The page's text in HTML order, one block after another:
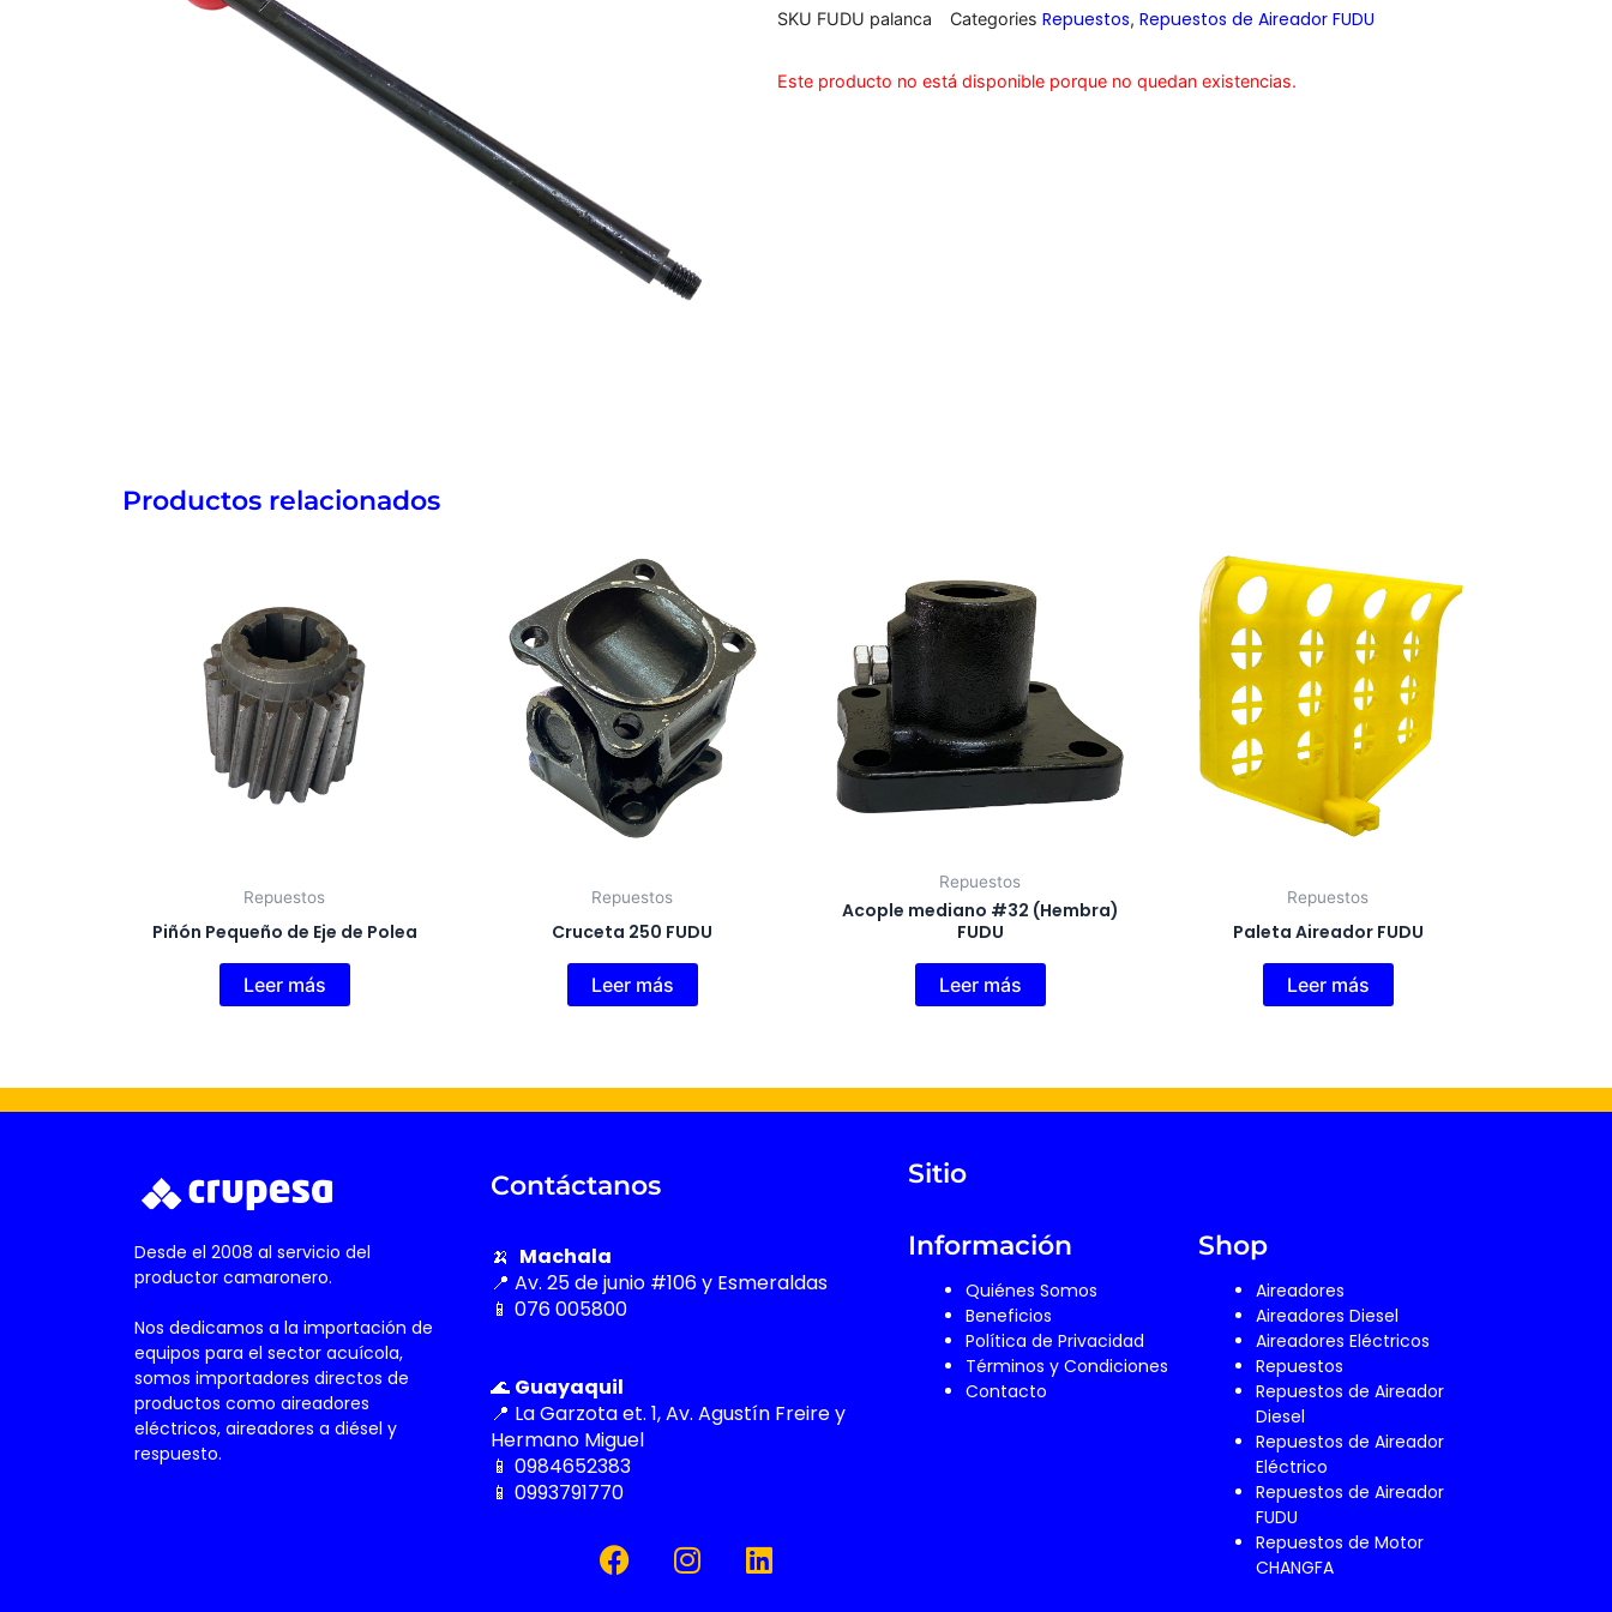
SKU FUDU palanca Categories Repuestos, Repuestos de Aireador FUDU
Este producto no está disponible porque no quedan existencias.
Productos relacionados
Repuestos
Piñón Pequeño de Eje de Polea
Leer más
Repuestos
Cruceta 250 FUDU
Leer más
Repuestos
Acople mediano #32 (Hembra)
FUDU
Leer más
Repuestos
Paleta Aireador FUDU
Leer más
Desde el 2008 al servicio del
productor camaronero.
Nos dedicamos a la importación de
equipos para el sector acuícola,
somos importadores directos de
productos como aireadores
eléctricos, aireadores a diésel y
respuesto.
Contáctanos
🍌 Machala
📍 Av. 25 de junio #106 y Esmeraldas
📱 076 005800
🌊 Guayaquil
📍 La Garzota et. 1, Av. Agustín Freire y
Hermano Miguel
📱 0984652383
📱 0993791770
F
a
I
n
L
i
Sitio
Información
Quiénes Somos
Beneficios
Política de Privacidad
Términos y Condiciones
Contacto
Shop
Aireadores
Aireadores Diesel
Aireadores Eléctricos
Repuestos
Repuestos de Aireador
Diesel
Repuestos de Aireador
Eléctrico
Repuestos de Aireador
FUDU
Repuestos de Motor
CHANGFA